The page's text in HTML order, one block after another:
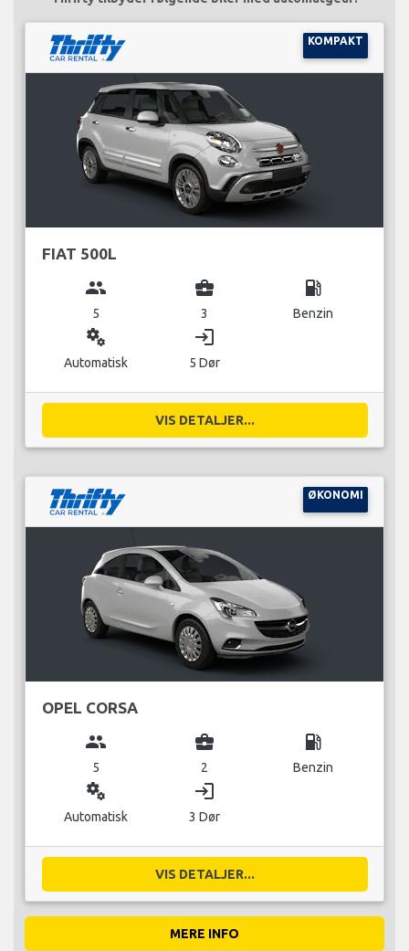
KOMPAKT
FIAT 500L
group
5
business_center
3
local_gas_station
Benzin
miscellaneous_services
Automatisk
login
5 Dør
VIS DETALJER...
ØKONOMI
OPEL CORSA
group
5
business_center
2
local_gas_station
Benzin
miscellaneous_services
Automatisk
login
3 Dør
VIS DETALJER...
MERE INFO